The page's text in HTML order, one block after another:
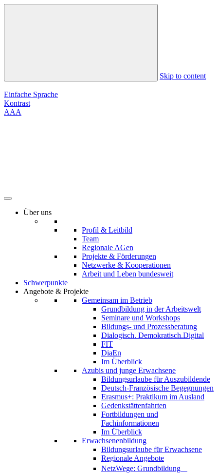
Skip to content
Einfache Sprache
Kontrast
AAA
Über uns
Profil & Leitbild
Team
Regionale AGen
Projekte & Förderungen
Netzwerke & Kooperationen
Arbeit und Leben bundesweit
Schwerpunkte
Angebote & Projekte
Gemeinsam im Betrieb
Grundbildung in der Arbeitswelt
Seminare und Workshops
Bildungs- und Prozessberatung
Dialogisch. Demokratisch.Digital
FIT
DiaEn
Im Überblick
Azubis und junge Erwachsene
Bildungsurlaube für Auszubildende
Deutsch-Französische Begegnungen
Erasmus+: Praktikum im Ausland
Gedenkstättenfahrten
Fortbildungen und
Fachinformationen
Im Überblick
Erwachsenenbildung
Bildungsurlaube für Erwachsene
Regionale Angebote
NetzWege: Grundbildung